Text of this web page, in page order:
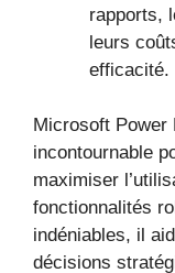
rapports,
leurs
efficacité.
Microsoft Power
incontournable
maximiser
fonctionnalités
indéniables, il
décisions